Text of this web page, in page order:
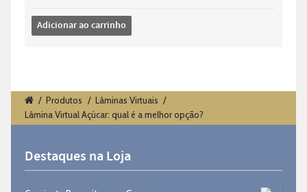
Adicionar ao carrinho
/ Produtos / Lâminas Virtuais /
Lâmina Virtual Açúcar: qual é a melhor opção?
Destaques na Loja